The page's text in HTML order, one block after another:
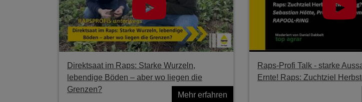
Direktsaat im Raps: Starke Wurzeln,
lebendige Böden – aber wo liegen die
Grenzen?
Mehr erfahren
Raps-Profi Talk - starke
Ernte! Raps: Zuchtziel